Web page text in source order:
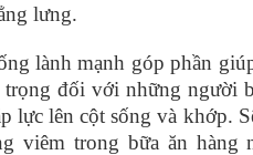
lưng.
lành mạnh góp phần
trọng đối với những người
lực lên cột sống và khớp.
viêm trong bữa ăn